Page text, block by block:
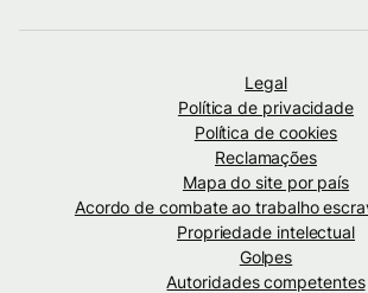
Legal
Política de privacidade
Política de cookies
Reclamações
Mapa do site por país
Acordo de combate ao trabalho
Propriedade intelectual
Golpes
Autoridades competentes